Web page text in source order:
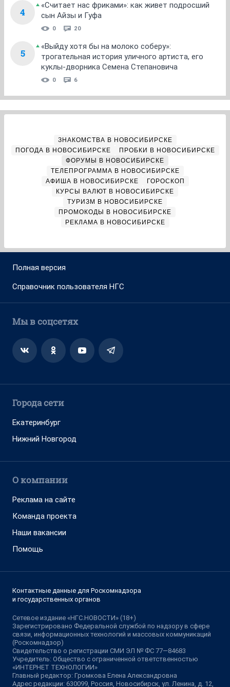
4
«Считает нас фриками»: как живет подросший
сын Айзы и Гуфа
0 20
5
«Выйду хотя бы на молоко соберу»:
трогательная история уличного артиста, его
куклы-дворника Семена Степановича
0 6
ЗНАКОМСТВА В НОВОСИБИРСКЕ
ПОГОДА В НОВОСИБИРСКЕ
ПРОБКИ В НОВОСИБИРСКЕ
ФОРУМЫ В НОВОСИБИРСКЕ
ТЕЛЕПРОГРАММА В НОВОСИБИРСКЕ
АФИША В НОВОСИБИРСКЕ
ГОРОСКОП
КУРСЫ ВАЛЮТ В НОВОСИБИРСКЕ
ТУРИЗМ В НОВОСИБИРСКЕ
ПРОМОКОДЫ В НОВОСИБИРСКЕ
РЕКЛАМА В НОВОСИБИРСКЕ
Полная версия
Справочник пользователя НГС
Мы в соцсетях
Города сети
Екатеринбург
Нижний Новгород
О компании
Реклама на сайте
Команда проекта
Наши вакансии
Помощь
Контактные данные для Роскомнадзора
и государственных органов
Сетевое издание «НГС.НОВОСТИ» (18+)
Зарегистрировано Федеральной службой по надзору в сфере
связи, информационных технологий и массовых коммуникаций
(Роскомнадзор)
Свидетельство о регистрации СМИ ЭЛ № ФС 77—84683
Учредитель: Общество с ограниченной ответственностью
«ИНТЕРНЕТ ТЕХНОЛОГИИ»
Главный редактор: Громкова Елена Александровна
Адрес редакции: 630099, Россия, Новосибирск, ул. Ленина, д. 12,